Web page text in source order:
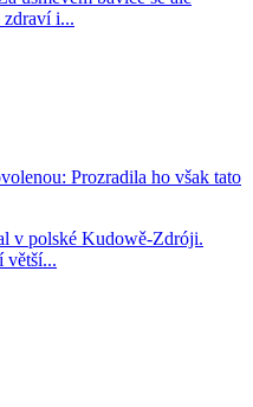
zdraví i...
Prozradila ho však tato
v polské Kudowě-Zdróji.
větší...